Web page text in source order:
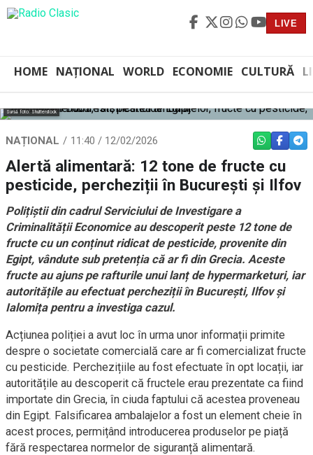
LIVE
HOME NAȚIONAL WORLD ECONOMIE CULTURĂ
Sursă foto: Shutterstock
NAȚIONAL 11:40 / 12/02/2026 WHATSAPP
Alertă alimentară: 12 tone de fructe cu
pesticide, percheziții în București și Ilfov
Polițiștii din cadrul Serviciului de Investigare a
Criminalității Economice au descoperit peste 12 tone de
fructe cu un conținut ridicat de pesticide, provenite din
Egipt, vândute sub pretenția că ar fi din Grecia. Aceste
fructe au ajuns pe rafturile unui lanț de hypermarketuri, iar
autoritățile au efectuat percheziții în București, Ilfov și
Ialomița pentru a investiga cazul.
Acțiunea poliției a avut loc în urma unor informații primite
despre o societate comercială care ar fi comercializat fructe
cu pesticide. Perchezițiile au fost efectuate în opt locații, iar
autoritățile au descoperit că fructele erau prezentate ca fiind
importate din Grecia, în ciuda faptului că acestea proveneau
din Egipt. Falsificarea ambalajelor a fost un element cheie în
acest proces, permițând introducerea produselor pe piață
fără respectarea normelor de siguranță alimentară.